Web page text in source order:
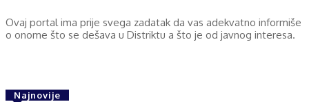
Ovaj portal ima prije svega zadatak da vas adekvatno informiše
o onome što se dešava u Distriktu a što je od javnog interesa.
Najnovije